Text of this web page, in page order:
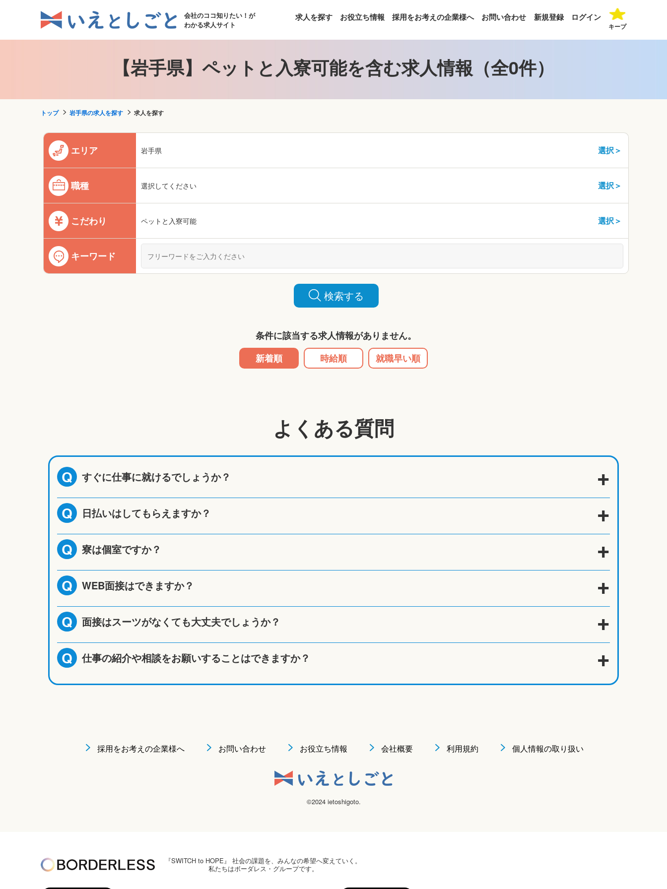
会社のココ知りたい！が
わかる求人サイト
求人を探す お役立ち情報 採用をお考えの企業様へ お問い合わせ 新規登録 ログイン
キープ
【岩手県】ペットと入寮可能を含む求人情報（全0件）
トップ 岩手県の求人を探す 求人を探す
エリア 岩手県 選択＞
職種 選択してください 選択＞
こだわり ペットと入寮可能 選択＞
キーワード
検索する
条件に該当する求人情報がありません。
新着順
時給順 就職早い順
よくある質問
Q すぐに仕事に就けるでしょうか？
Q 日払いはしてもらえますか？
Q 寮は個室ですか？
Q WEB面接はできますか？
Q 面接はスーツがなくても大丈夫でしょうか？
Q 仕事の紹介や相談をお願いすることはできますか？
採用をお考えの企業様へ お問い合わせ お役立ち情報 会社概要 利用規約 個人情報の取り扱い
©2024 ietoshigoto.
『SWITCH to HOPE』 社会の課題を、みんなの希望へ変えていく。
私たちはボーダレス・グループです。